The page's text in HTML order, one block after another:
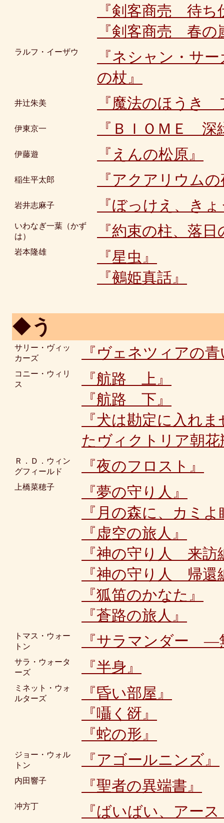
『剣客商売 待ち
『剣客商売 春の
ラルフ・イーザウ
『ネシャン・サ
の杖』
井辻朱美 『魔法のほうき
伊東京一 『ＢＩＯＭＥ 深
伊藤遊 『えんの松原』
稲生平太郎 『アクアリウム
岩井志麻子 『ぼっけえ、き
いわなぎ一葉（かず
は）
『約束の柱、落
岩本隆雄
『星虫』
『鵺姫真話』
◆う
サリー・ヴィッ
カーズ
『ヴェネツィアの
コニー・ウィリ
ス
『航路 上』
『航路 下』
『犬は勘定に入れ
たヴィクトリア朝花
Ｒ．Ｄ．ウィン
グフィールド
『夜のフロスト』
上橋菜穂子
『夢の守り人』
『月の森に、カミ
『虚空の旅人』
『神の守り人 来訪
『神の守り人 帰還
『狐笛のかなた』
『蒼路の旅人』
トマス・ウォー
トン
『サラマンダー ―
サラ・ウォータ
ーズ
『半身』
ミネット・ウォ
ルターズ
『昏い部屋』
『囁く谺』
『蛇の形』
ジョー・ウォル
トン
『アゴールニンズ』
内田響子 『聖者の異端書』
冲方丁
『ばいばい、アー